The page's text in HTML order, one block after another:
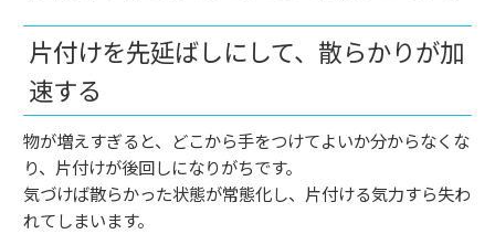
片付けを先延ばしにして、散らかりが加
速する
物が増えすぎると、どこから手をつけてよいか分からなくな
り、片付けが後回しになりがちです。
気づけば散らかった状態が常態化し、片付ける気力すら失わ
れてしまいます。